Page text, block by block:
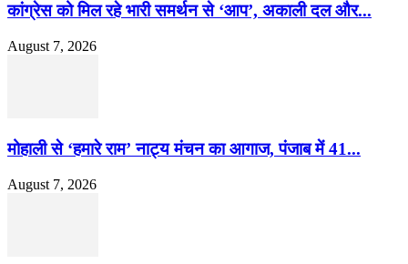
कांग्रेस को मिल रहे भारी समर्थन से ‘आप’, अकाली दल और...
August 7, 2026
मोहाली से ‘हमारे राम’ नाट्य मंचन का आगाज, पंजाब में 41...
August 7, 2026